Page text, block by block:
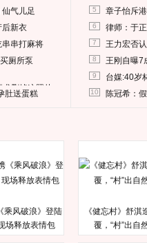
气儿足
后新衣
串串打麻将
厕所泵
删掉这照片
肚送蛋糕
5 章子怡斥
6 律师：于
7 王力宏否
8 王刚自曝7
9 台媒:40岁
10 陈冠希：
乘风破浪》登陆
场释放表情包
《健忘村》舒淇
覆，“村”出自